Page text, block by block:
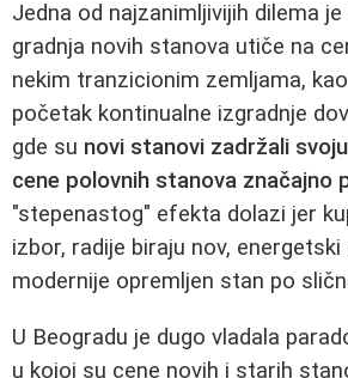
Jedna od najzanimljivijih dilema
gradnja novih stanova utiče na
nekim tranzicionim zemljama,
početak kontinualne izgradnje
gde su novi stanovi zadržali
cene polovnih stanova značajno
"stepenastog" efekta dolazi jer
izbor, radije biraju nov, energetski
modernije opremljen stan po
U Beogradu je dugo vladala
u kojoj su cene novih i starih